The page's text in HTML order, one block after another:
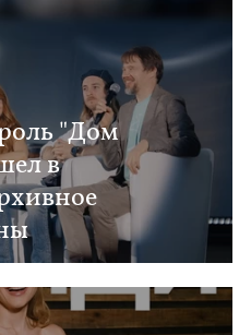
"Дом
в